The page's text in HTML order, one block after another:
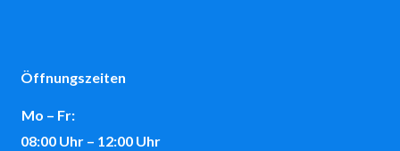
Öffnungszeiten
Mo – Fr:
08:00 Uhr – 12:00 Uhr